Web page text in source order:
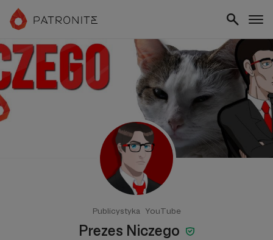
Publicystyka YouTube
Prezes Niczego